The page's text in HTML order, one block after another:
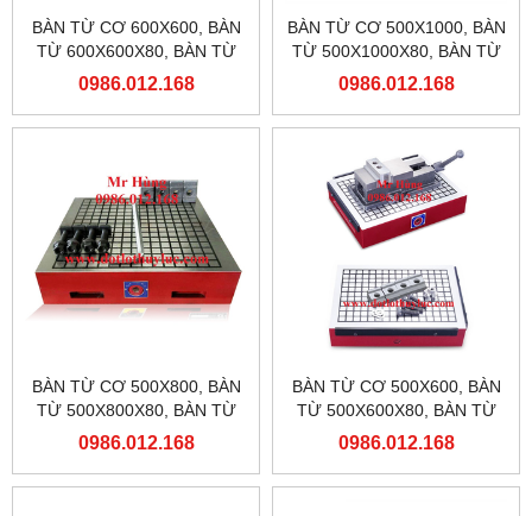
BÀN TỪ CƠ 600X600, BÀN
TỪ 600X600X80, BÀN TỪ
MÁY PHAY
0986.012.168
BÀN TỪ CƠ 500X1000, BÀN
TỪ 500X1000X80, BÀN TỪ
MÁY PHAY
0986.012.168
BÀN TỪ CƠ 500X800, BÀN
TỪ 500X800X80, BÀN TỪ
MÁY PHAY
0986.012.168
BÀN TỪ CƠ 500X600, BÀN
TỪ 500X600X80, BÀN TỪ
MÁY PHAY
0986.012.168